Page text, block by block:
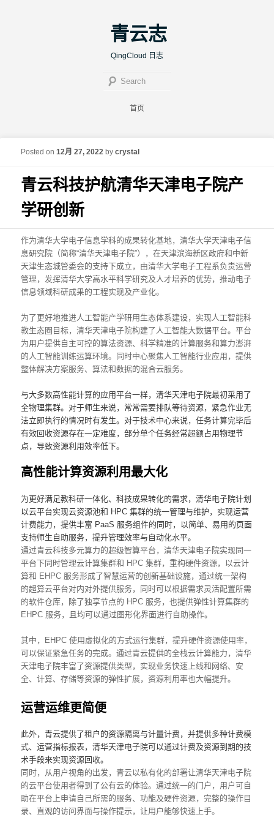
青云志
QingCloud 日志
Skip to primary content
Skip to secondary content
首页
青云科技护航清华天津电子院产
学研创新
Posted on12月 27, 2022 bycrystal
作为清华大学电子信息学科的成果转化基地，清华大学天津电子信
息研究院（简称“清华天津电子院”），在天津滨海新区政府和中新
天津生态城管委会的支持下成立，由清华大学电子工程系负责运营
管理，发挥清华大学高水平科学研究及人才培养的优势，推动电子
信息领域科研成果的工程实现及产业化。
为了更好地推进人工智能产学研用生态体系建设，实现人工智能科
教生态圈目标，清华天津电子院构建了人工智能大数据平台。平台
为用户提供自主可控的算法资源、科学精准的计算服务和算力澎湃
的人工智能训练运算环境。同时中心聚焦人工智能行业应用，提供
整体解决方案服务、算法和数据的混合云服务。
与大多数高性能计算的应用平台一样，清华天津电子院最初采用了
全物理集群。对于师生来说，常常需要排队等待资源，紧急作业无
法立即执行的情况时有发生。对于技术中心来说，任务计算完毕后
有效回收资源存在一定难度，部分单个任务经常超额占用物理节
点，导致资源利用效率低下。
高性能计算资源利用最大化
为更好满足教科研一体化、科技成果转化的需求，清华电子院计划
以云平台实现云资源池和 HPC 集群的统一管理与维护，实现运营
计费能力，提供丰富 PaaS 服务组件的同时，以简单、易用的页面
支持师生自助服务，提升管理效率与自动化水平。
通过青云科技多元算力的超级智算平台，清华天津电子院实现同一
平台下同时管理云计算集群和 HPC 集群，重构硬件资源，以云计
算和 EHPC 服务形成了智慧运营的创新基础设施，通过统一架构
的超算云平台对内对外提供服务，同时可以根据需求灵活配置所需
的软件仓库，除了独享节点的 HPC 服务，也提供弹性计算集群的
EHPC 服务，且均可以通过图形化界面进行自助操作。
其中，EHPC 使用虚拟化的方式运行集群，提升硬件资源使用率，
可以保证紧急任务的完成。通过青云提供的全栈云计算能力，清华
天津电子院丰富了资源提供类型，实现业务快速上线和网络、安
全、计算、存储等资源的弹性扩展，资源利用率也大幅提升。
运营运维更简便
此外，青云提供了租户的资源隔离与计量计费，并提供多种计费模
式、运营指标报表，清华天津电子院可以通过计费及资源到期的技
术手段来实现资源回收。
同时，从用户视角的出发，青云以私有化的部署让清华天津电子院
的云平台使用者得到了公有云的体验。通过统一的门户，用户可自
助在平台上申请自己所需的服务、功能及硬件资源，完整的操作目
录、直观的访问界面与操作提示，让用户能够快速上手。